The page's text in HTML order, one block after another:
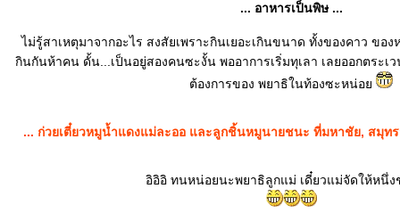
... อาหารเป็นพิษ ...
ไม่รู้สาเหตุมาจากอะไร สงสัยเพราะกินเยอะเกินขนาด ทั้งของคาว ขอ
กินกันห้าคน ดั้น...เป็นอยู่สองคนซะงั้น พออาการเริ่มทุเลา เลยออกตระเ
ต้องการของ พยาธิในท้องซะหน่อ
... ก่วยเตี๋ยวหมูน้ำแดงแม่ละออ และลูกชิ้นหมูนายชนะ ที่มหาชัย, สมุท
อิอิอิ ทนหน่อยนะพยาธิลูกแม่ เดี๋ยวแม่จัดให้หนึ่